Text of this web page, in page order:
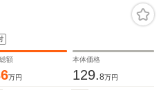
額
万円
本体価格
129.8万円